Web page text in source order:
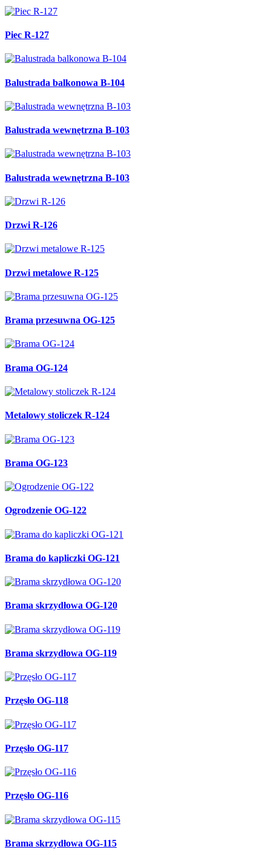
Piec R-127
Balustrada balkonowa B-104
Balustrada wewnętrzna B-103
Balustrada wewnętrzna B-103
Drzwi R-126
Drzwi metalowe R-125
Brama przesuwna OG-125
Brama OG-124
Metalowy stoliczek R-124
Brama OG-123
Ogrodzenie OG-122
Brama do kapliczki OG-121
Brama skrzydłowa OG-120
Brama skrzydłowa OG-119
Przęsło OG-118
Przęsło OG-117
Przęsło OG-116
Brama skrzydłowa OG-115